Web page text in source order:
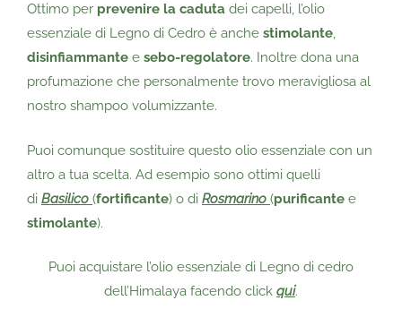
Ottimo per prevenire la caduta dei capelli, l’olio
essenziale di Legno di Cedro è anche stimolante,
disinfiammante e sebo-regolatore. Inoltre dona una
profumazione che personalmente trovo meravigliosa al
nostro shampoo volumizzante.
Puoi comunque sostituire questo olio essenziale con un
altro a tua scelta. Ad esempio sono ottimi quelli
di Basilico (fortificante) o di Rosmarino (purificante e
stimolante).
Puoi acquistare l’olio essenziale di Legno di cedro
dell’Himalaya facendo click qui.